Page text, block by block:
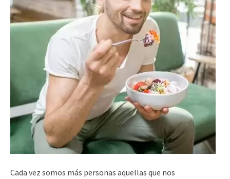
Cada vez somos más personas aquellas que nos